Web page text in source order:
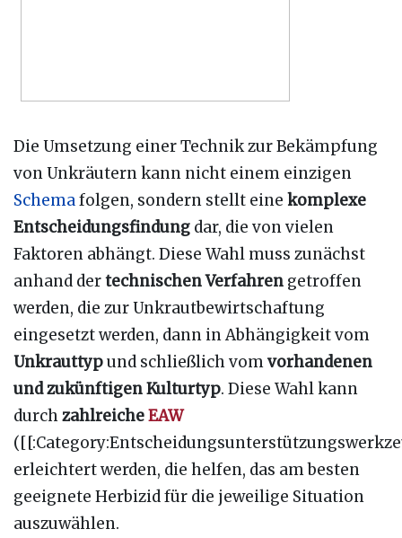
Die Umsetzung einer Technik zur Bekämpfung
von Unkräutern kann nicht einem einzigen
Schemafolgen, sondern stellt eine komplexe
Entscheidungsfindung dar, die von vielen
Faktoren abhängt. Diese Wahl muss zunächst
anhand dertechnischen Verfahren getroffen
werden, die zur Unkrautbewirtschaftung
eingesetzt werden, dann in Abhängigkeit vom
Unkrauttypund schließlich vomvorhandenen
und zukünftigen Kulturtyp. Diese Wahl kann
durchzahlreicheEAW
erleichtert werden, die helfen, das am besten
geeignete Herbizid für die jeweilige Situation
auszuwählen.